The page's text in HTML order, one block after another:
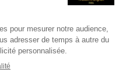
Tous droits réservés
de confidentialité